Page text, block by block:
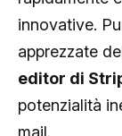
innovative.
apprezzate
editor di
potenzialità
mail.